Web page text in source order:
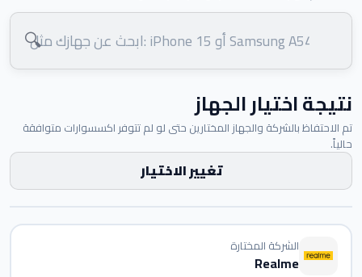
🔍
نتيجة اختيار الجهاز
تم الاحتفاظ بالشركة والجهاز المختارين حتى لو لم تتوفر اكسسوارات متوافقة
حالياً.
تغيير الاختيار
الشركة المختارة
Realme